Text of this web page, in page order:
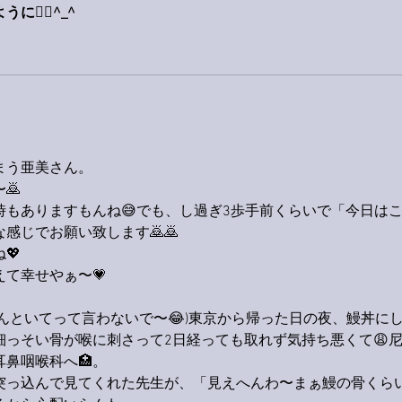
に🙋‍♂️^_^
亜美さん。
🙇
ありますもんね😅でも、し過ぎ3歩手前くらいで「今日は
じでお願い致します🙇🙇
💖
幸せやぁ〜💗
といてって言わないで〜😂)東京から帰った日の夜、鰻丼に
そい骨が喉に刺さって2日経っても取れず気持ち悪くて😩
咽喉科へ🏥。
込んで見てくれた先生が、「見えへんわ〜まぁ鰻の骨くら